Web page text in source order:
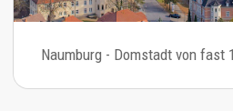
Naumburg - Domstadt von fast